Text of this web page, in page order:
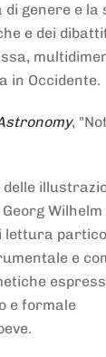
genere e la
e dei
in Occidente.
,
Wilhelm
lettura
e
e formale